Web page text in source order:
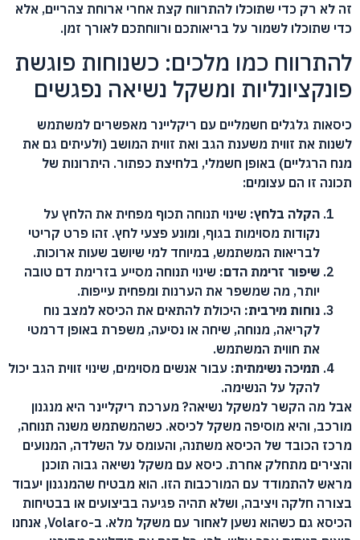
זה לא רק כדי שתוכלו להתרווח קצת אחרי ארוחת צהריים, אלא
כדי שתוכלו לשמור על בריאותכם ורווחתכם לאורך זמן.
להתרווח כמו מלכים: כשנוחות פוגשת
פונקציונליות ומשקל נשיאה נפגשים
כיסאות גלגלים חשמליים עם ריקליינר מאפשרים למשתמש
לשנות את זווית משענת הגב ואת זווית המושב (ולעיתים גם את
מנח הרגליים) באופן חשמלי, בלחיצת כפתור. היתרונות של
תכונה זו הם עצומים:
הקלה בלחץ: שינוי תנוחה תכוף מפחית את הלחץ על
נקודות מסוימות בגוף, ומונע פצעי לחץ. זהו פרט קריטי
לבריאות המשתמש, במיוחד למי שיושב שעות ארוכות.
שיפור זרימת הדם: שינוי תנוחה מסייע בזרימת דם טובה
יותר, מה שמשפר את הערנות ומפחית עייפות.
נוחות מירבית: היכולת להתאים את הכיסא למצב נוח
לקריאה, מנוחה, שיחה או נסיעה, משפרת באופן דרמטי
את חווית המשתמש.
תמיכה נשימתית: עבור אנשים מסוימים, שינוי זווית הגב יכול
להקל על הנשימה.
אבל מה הקשר למשקל נשיאה? מערכת ריקליינר היא מנגנון
מורכב, והיא מוסיפה משקל לכיסא. כשהמשתמש משנה תנוחה,
מרכז הכובד של הכיסא משתנה, והעומס על השלדה, המנועים
והצירים מתחלק אחרת. כיסא עם משקל נשיאה גבוה תוכנן
מראש להתמודד עם המורכבות הזו. הוא מבטיח שהמנגנון יעבוד
בצורה חלקה ויציבה, ושלא תהיה פגיעה בביצועים או בבטיחות
הכיסא גם כשהוא נשען לאחור עם משקל מלא. ב-Volaro, אנחנו